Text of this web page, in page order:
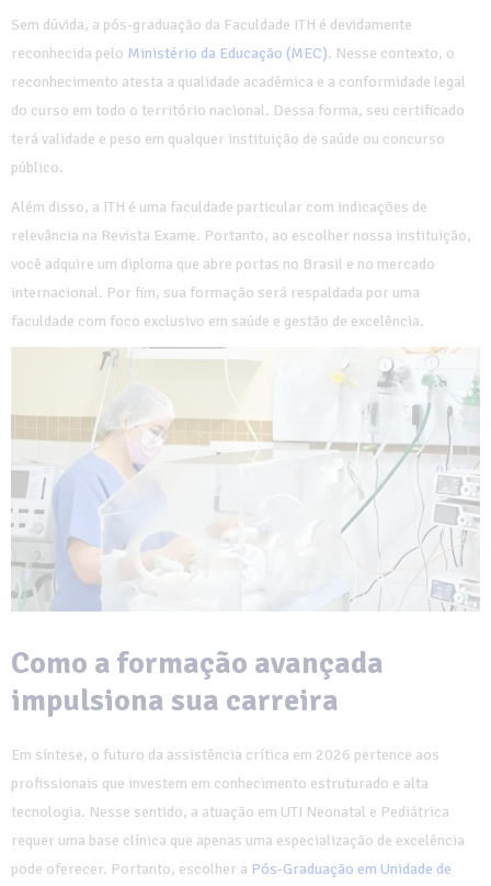
Sem dúvida, a pós-graduação da Faculdade ITH é devidamente
reconhecida pelo Ministério da Educação (MEC). Nesse contexto, o
reconhecimento atesta a qualidade acadêmica e a conformidade legal
do curso em todo o território nacional. Dessa forma, seu certificado
terá validade e peso em qualquer instituição de saúde ou concurso
público.
Além disso, a ITH é uma faculdade particular com indicações de
relevância na Revista Exame. Portanto, ao escolher nossa instituição,
você adquire um diploma que abre portas no Brasil e no mercado
internacional. Por fim, sua formação será respaldada por uma
faculdade com foco exclusivo em saúde e gestão de excelência.
Como a formação avançada
impulsiona sua carreira
Em síntese, o futuro da assistência crítica em 2026 pertence aos
profissionais que investem em conhecimento estruturado e alta
tecnologia. Nesse sentido, a atuação em UTI Neonatal e Pediátrica
requer uma base clínica que apenas uma especialização de excelência
pode oferecer. Portanto, escolher a Pós-Graduação em Unidade de